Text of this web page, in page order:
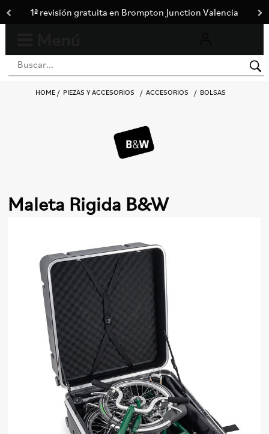
1ª revisión gratuita en Brompton Junction Valencia
HOME PIEZAS Y ACCESORIOS ACCESORIOS BOLSAS
Maleta Rigida B&W